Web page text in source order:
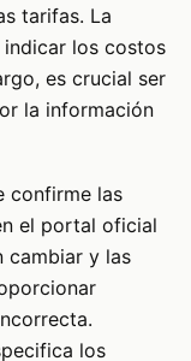
tarifas. La
indicar los costos
es crucial ser
la información
confirme las
el portal oficial
cambiar y las
los